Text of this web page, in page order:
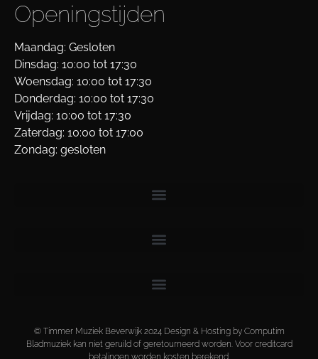
Openingstijden
Maandag: Gesloten
Dinsdag: 10:00 tot 17:30
Woensdag: 10:00 tot 17:30
Donderdag: 10:00 tot 17:30
Vrijdag: 10:00 tot 17:30
Zaterdag: 10:00 tot 17:00
Zondag: gesloten
© Timmer Muziek Beverwijk 2024 Design & Hosting by Computim
Bladmuziek kan niet geruild of geretourneerd worden. Voor creditcard
betalingen worden kosten berekend.